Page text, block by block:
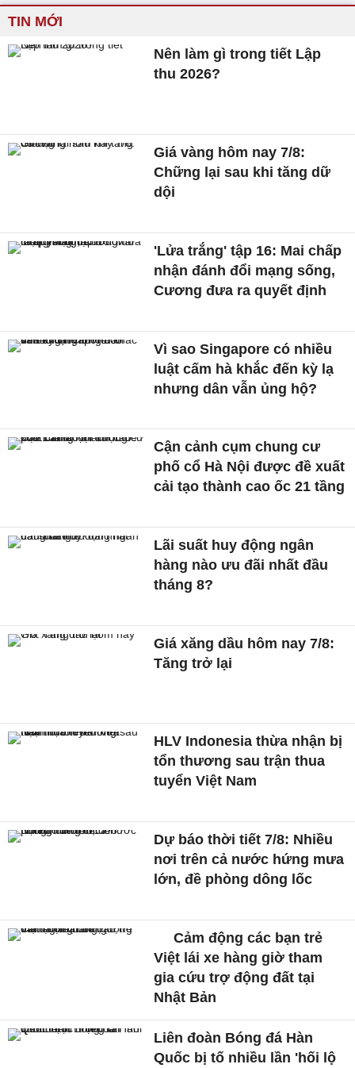
TIN MỚI
Nên làm gì trong tiết Lập
thu 2026?
Giá vàng hôm nay 7/8:
Chững lại sau khi tăng dữ
dội
'Lửa trắng' tập 16: Mai chấp
nhận đánh đổi mạng sống,
Cương đưa ra quyết định
Vì sao Singapore có nhiều
luật cấm hà khắc đến kỳ lạ
nhưng dân vẫn ủng hộ?
Cận cảnh cụm chung cư
phố cổ Hà Nội được đề xuất
cải tạo thành cao ốc 21 tầng
Lãi suất huy động ngân
hàng nào ưu đãi nhất đầu
tháng 8?
Giá xăng dầu hôm nay 7/8:
Tăng trở lại
HLV Indonesia thừa nhận bị
tổn thương sau trận thua
tuyển Việt Nam
Dự báo thời tiết 7/8: Nhiều
nơi trên cả nước hứng mưa
lớn, đề phòng dông lốc
Cảm động các bạn trẻ
Việt lái xe hàng giờ tham
gia cứu trợ động đất tại
Nhật Bản
Liên đoàn Bóng đá Hàn
Quốc bị tố nhiều lần 'hối lộ